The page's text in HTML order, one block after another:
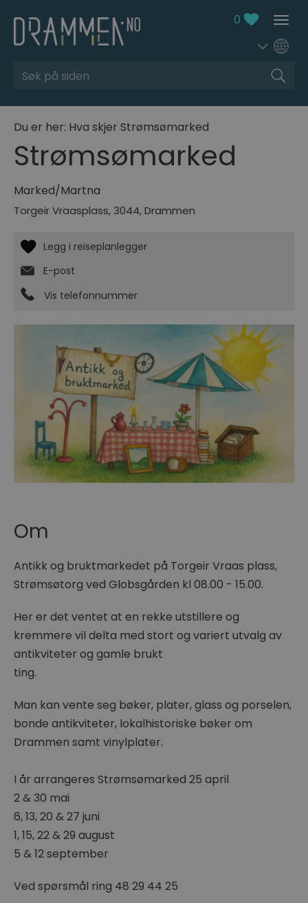
0
Søk
Du er her: Hva skjer Strømsømarked
Strømsømarked
Marked/Martna
Torgeir Vraasplass, 3044,Drammen
E-post
Vis telefonnummer
Om
Antikk og bruktmarkedet på Torgeir Vraas plass,
Strømsøtorg ved Globsgården kl 08.00 - 15.00.
Her er det ventet at en rekke utstillere og
kremmere vil delta med stort og variert utvalg av
antikviteter og gamle brukt
ting.
Man kan vente seg bøker, plater, glass og porselen,
bonde antikviteter, lokalhistoriske bøker om
Drammen samt vinylplater.
I år arrangeres Strømsømarked 25 april
2 & 30 mai
6, 13, 20 & 27 juni
1, 15, 22 & 29 august
5 & 12 september
Ved spørsmål ring 48 29 44 25